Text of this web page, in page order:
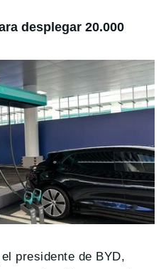
desplegar 20.000
presidente de BYD,